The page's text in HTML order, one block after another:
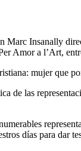
Insanally
Amor a l’Art,
mujer que
de las
días para dar